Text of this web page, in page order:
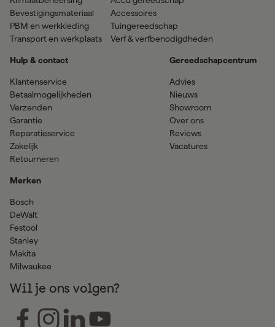
Bevestigingsmateriaal
PBM en werkkleding
Transport en werkplaats
Accessoires
Tuingereedschap
Verf & verfbenodigdheden
Hulp & contact
Klantenservice
Betaalmogelijkheden
Verzenden
Garantie
Reparatieservice
Zakelijk
Retourneren
Merken
Bosch
DeWalt
Festool
Stanley
Makita
Milwaukee
Gereedschapcentrum
Advies
Nieuws
Showroom
Over ons
Reviews
Vacatures
Wil je ons volgen?